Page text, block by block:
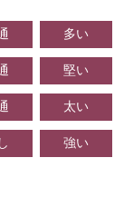
多い
堅い
太い
強い